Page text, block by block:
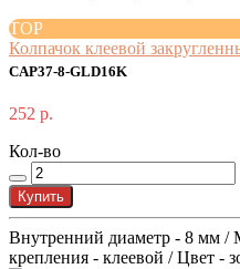
TOP
Колпачок клеевой
CAP37-8-GLD16K
252 р.
Кол-во
Купить
Внутренний диаметр - 8 мм /
крепления - клеевой / Цвет -